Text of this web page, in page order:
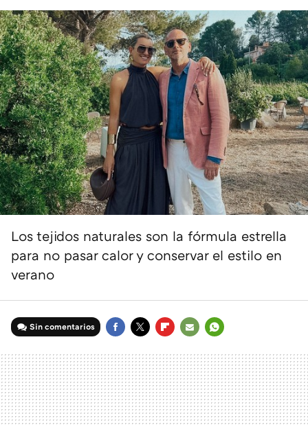
Los tejidos naturales son la fórmula estrella
para no pasar calor y conservar el estilo en
verano
Sin comentarios
MAIL